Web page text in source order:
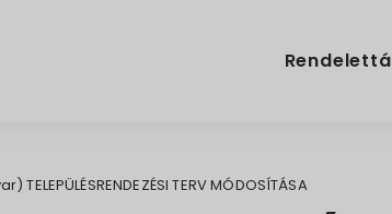
TELEPÜLÉSRENDEZÉSI TERV MÓDOSÍTÁSA